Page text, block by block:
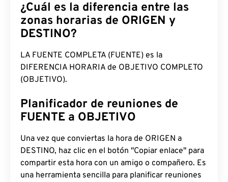
¿Cuál es la diferencia entre las
zonas horarias de ORIGEN y
DESTINO?
LA FUENTE COMPLETA (FUENTE) es la
DIFERENCIA HORARIA de OBJETIVO COMPLETO
(OBJETIVO).
Planificador de reuniones de
FUENTE a OBJETIVO
Una vez que conviertas la hora de ORIGEN a
DESTINO, haz clic en el botón "Copiar enlace" para
compartir esta hora con un amigo o compañero. Es
una herramienta sencilla para planificar reuniones